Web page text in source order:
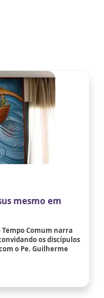
mesmo em
Tempo Comum narra
os discípulos
o Pe. Guilherme